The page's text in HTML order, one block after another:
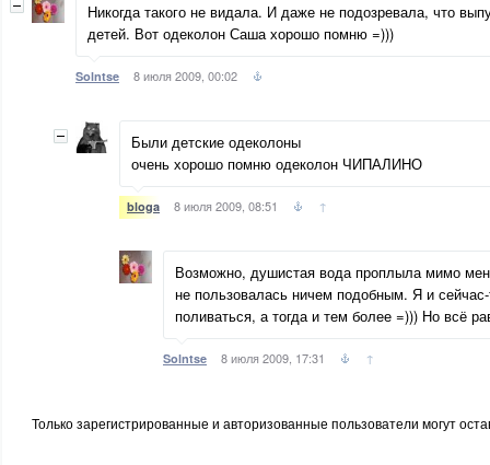
Никогда такого не видала. И даже не подозревала, что
детей. Вот одеколон Саша хорошо помню =)))
Solntse 8 июля 2009, 00:02
Были детские одеколоны
очень хорошо помню одеколон ЧИПАЛИНО
bloga 8 июля 2009, 08:51 ↑
Возможно, душистая вода проплыла мимо
не пользовалась ничем подобным. Я и
поливаться, а тогда и тем более =))) Но всё
Solntse 8 июля 2009, 17:31 ↑
Только зарегистрированные и авторизованные пользователи могут